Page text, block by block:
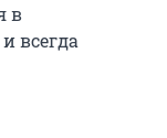
в
всегда